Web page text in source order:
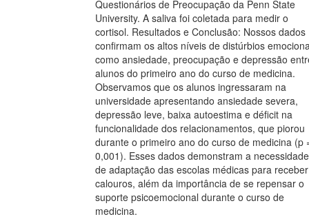
Questionários de Preocupação da Penn State
University. A saliva foi coletada para medir o
cortisol. Resultados e Conclusão: Nossos dados
confirmam os altos níveis de distúrbios
como ansiedade, preocupação e depressão
alunos do primeiro ano do curso de medicina.
Observamos que os alunos ingressaram na
universidade apresentando ansiedade severa,
depressão leve, baixa autoestima e déficit na
funcionalidade dos relacionamentos, que piorou
durante o primeiro ano do curso de medicina (p
0,001). Esses dados demonstram a necessidade
de adaptação das escolas médicas para
calouros, além da importância de se repensar o
suporte psicoemocional durante o curso de
medicina.